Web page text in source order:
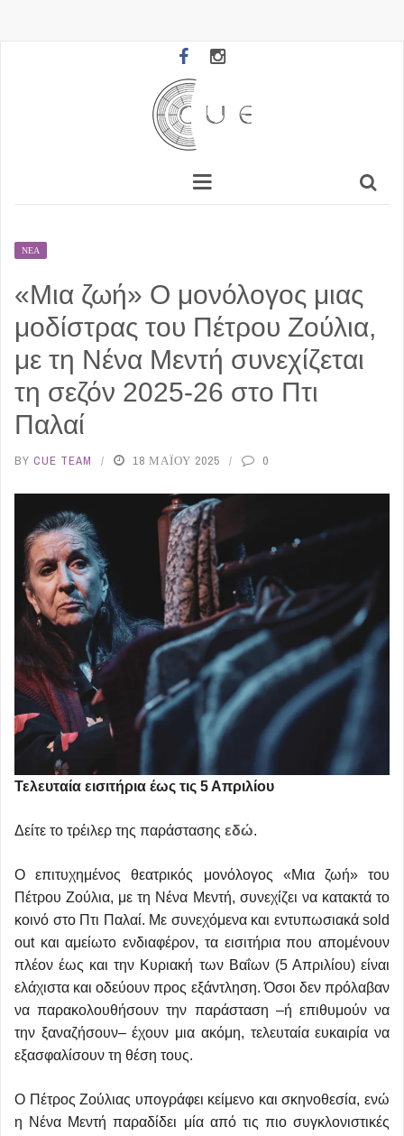
ΝΈΑ
«Μια ζωή» Ο μονόλογος μιας
μοδίστρας του Πέτρου Ζούλια,
με τη Νένα Μεντή συνεχίζεται
τη σεζόν 2025-26 στο Πτι
Παλαί
BY CUE TEAM 18 ΜΑΪ́ΟΥ 2025 0
Τελευταία εισιτήρια έως τις 5 Απριλίου
Δείτε το τρέιλερ της παράστασης εδώ.
Ο επιτυχημένος θεατρικός μονόλογος «Μια ζωή» του
Πέτρου Ζούλια, με τη Νένα Μεντή, συνεχίζει να κατακτά το
κοινό στο Πτι Παλαί. Με συνεχόμενα και εντυπωσιακά sold
out και αμείωτο ενδιαφέρον, τα εισιτήρια που απομένουν
πλέον έως και την Κυριακή των Βαΐων (5 Απριλίου) είναι
ελάχιστα και οδεύουν προς εξάντληση. Όσοι δεν πρόλαβαν
να παρακολουθήσουν την παράσταση –ή επιθυμούν να
την ξαναζήσουν– έχουν μια ακόμη, τελευταία ευκαιρία να
εξασφαλίσουν τη θέση τους.
Ο Πέτρος Ζούλιας υπογράφει κείμενο και σκηνοθεσία, ενώ
η Νένα Μεντή παραδίδει μία από τις πιο συγκλονιστικές